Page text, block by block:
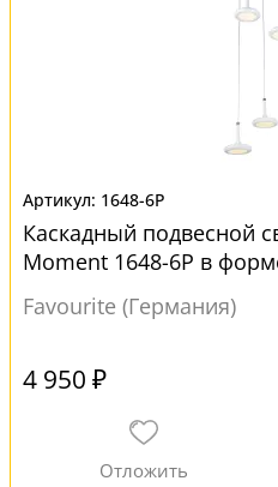
1648-6P
Каскадный подвесной
Moment 1648-6P в
Favourite (Германия)
4 950 ₽